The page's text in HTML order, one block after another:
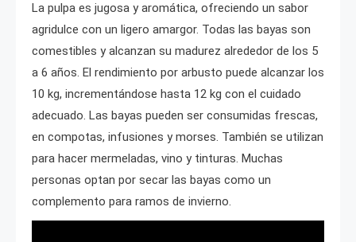
La pulpa es jugosa y aromática, ofreciendo un sabor
agridulce con un ligero amargor. Todas las bayas son
comestibles y alcanzan su madurez alrededor de los 5
a 6 años. El rendimiento por arbusto puede alcanzar los
10 kg, incrementándose hasta 12 kg con el cuidado
adecuado. Las bayas pueden ser consumidas frescas,
en compotas, infusiones y morses. También se utilizan
para hacer mermeladas, vino y tinturas. Muchas
personas optan por secar las bayas como un
complemento para ramos de invierno.